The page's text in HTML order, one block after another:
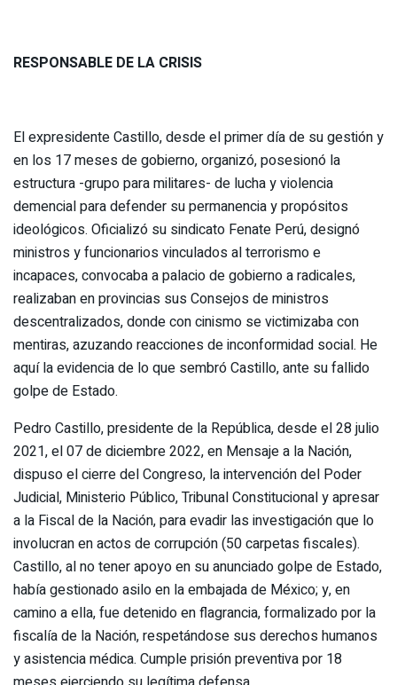
RESPONSABLE DE LA CRISIS
El expresidente Castillo, desde el primer día de su gestión y
en los 17 meses de gobierno, organizó, posesionó la
estructura -grupo para militares- de lucha y violencia
demencial para defender su permanencia y propósitos
ideológicos. Oficializó su sindicato Fenate Perú, designó
ministros y funcionarios vinculados al terrorismo e
incapaces, convocaba a palacio de gobierno a radicales,
realizaban en provincias sus Consejos de ministros
descentralizados, donde con cinismo se victimizaba con
mentiras, azuzando reacciones de inconformidad social. He
aquí la evidencia de lo que sembró Castillo, ante su fallido
golpe de Estado.
Pedro Castillo, presidente de la República, desde el 28 julio
2021, el 07 de diciembre 2022, en Mensaje a la Nación,
dispuso el cierre del Congreso, la intervención del Poder
Judicial, Ministerio Público, Tribunal Constitucional y apresar
a la Fiscal de la Nación, para evadir las investigación que lo
involucran en actos de corrupción (50 carpetas fiscales).
Castillo, al no tener apoyo en su anunciado golpe de Estado,
había gestionado asilo en la embajada de México; y, en
camino a ella, fue detenido en flagrancia, formalizado por la
fiscalía de la Nación, respetándose sus derechos humanos
y asistencia médica. Cumple prisión preventiva por 18